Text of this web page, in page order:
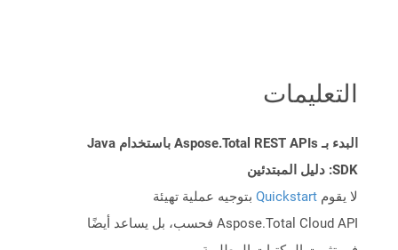
التعليمات
البدء بـ Aspose.Total REST APIs باستخدام Java
SDK: دليل المبتدئين
لا يقوم Quickstart بتوجيه عملية تهيئة
Aspose.Total Cloud API فحسب، بل يساعد أيضًا